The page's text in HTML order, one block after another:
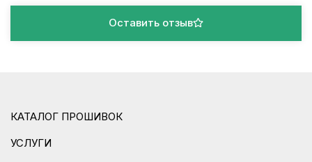
Оставить отзыв
КАТАЛОГ ПРОШИВОК
УСЛУГИ